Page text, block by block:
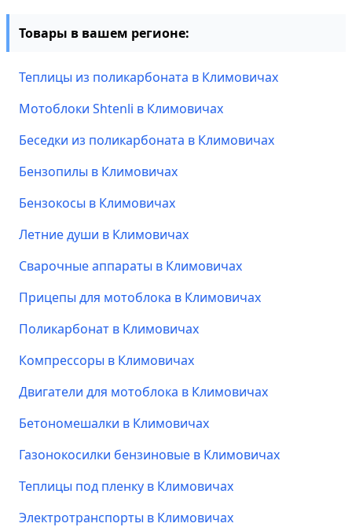
Товары в вашем регионе:
Теплицы из поликарбоната в Климовичах
Мотоблоки Shtenli в Климовичах
Беседки из поликарбоната в Климовичах
Бензопилы в Климовичах
Бензокосы в Климовичах
Летние души в Климовичах
Сварочные аппараты в Климовичах
Прицепы для мотоблока в Климовичах
Поликарбонат в Климовичах
Компрессоры в Климовичах
Двигатели для мотоблока в Климовичах
Бетономешалки в Климовичах
Газонокосилки бензиновые в Климовичах
Теплицы под пленку в Климовичах
Электротранспорты в Климовичах